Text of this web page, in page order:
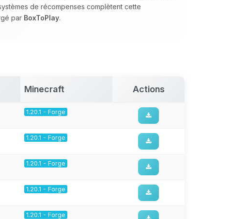
de récompenses complètent cette
par BoxToPlay.
Minecraft Actions
1.20.1 - Forge
1.20.1 - Forge
1.20.1 - Forge
1.20.1 - Forge
1.20.1 - Forge